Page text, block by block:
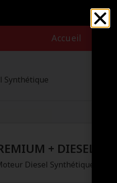
Accueil
Synthétique
+ DIESEL
Diesel Synthétique